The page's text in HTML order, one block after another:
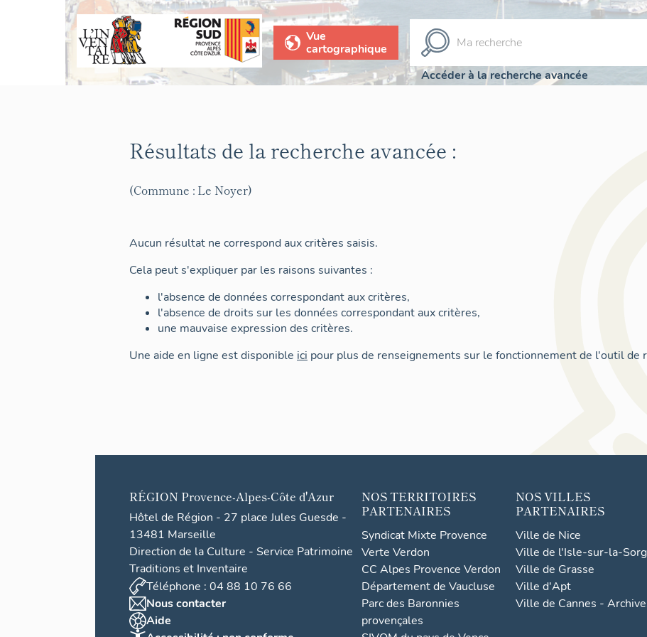
Vue
cartographique
Accéder à la recherche avancée
Résultats de la recherche avancée :
(Commune : Le Noyer)
Aucun résultat ne correspond aux critères saisis.
Cela peut s'expliquer par les raisons suivantes :
l'absence de données correspondant aux critères,
l'absence de droits sur les données correspondant aux critères,
une mauvaise expression des critères.
Une aide en ligne est disponible ici pour plus de renseignements sur le fonctionnement de l'outil de
RÉGION Provence-Alpes-Côte d'Azur
Hôtel de Région - 27 place Jules Guesde -
13481 Marseille
Direction de la Culture - Service Patrimoine
Traditions et Inventaire
Téléphone : 04 88 10 76 66
Nous contacter
Aide
NOS TERRITOIRES
PARTENAIRES
Syndicat Mixte Provence
Verte Verdon
CC Alpes Provence Verdon
Département de Vaucluse
Parc des Baronnies
provençales
NOS VILLES
PARTENAIRES
Ville de Nice
Ville de l'Isle-sur-la-
Ville de Grasse
Ville d'Apt
Ville de Cannes -